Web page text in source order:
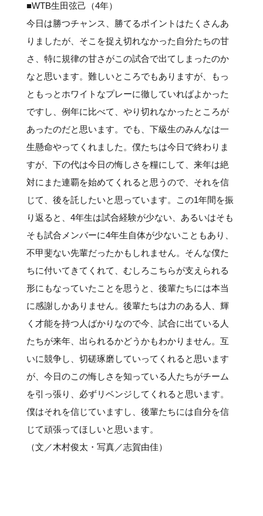
■WTB生田弦己（4年）
今日は勝つチャンス、勝てるポイントはたくさんあ
りましたが、そこを捉え切れなかった自分たちの甘
さ、特に規律の甘さがこの試合で出てしまったのか
なと思います。難しいところでもありますが、もっ
ともっとホワイトなプレーに徹していればよかった
ですし、例年に比べて、やり切れなかったところが
あったのだと思います。でも、下級生のみんなは一
生懸命やってくれました。僕たちは今日で終わりま
すが、下の代は今日の悔しさを糧にして、来年は絶
対にまた連覇を始めてくれると思うので、それを信
じて、後を託したいと思っています。この1年間を振
り返ると、4年生は試合経験が少ない、あるいはそも
そも試合メンバーに4年生自体が少ないこともあり、
不甲斐ない先輩だったかもしれません。そんな僕た
ちに付いてきてくれて、むしろこちらが支えられる
形にもなっていたことを思うと、後輩たちには本当
に感謝しかありません。後輩たちは力のある人、輝
く才能を持つ人ばかりなので今、試合に出ている人
たちが来年、出られるかどうかもわかりません。互
いに競争し、切磋琢磨していってくれると思います
が、今日のこの悔しさを知っている人たちがチーム
を引っ張り、必ずリベンジしてくれると思います。
僕はそれを信じていますし、後輩たちには自分を信
じて頑張ってほしいと思います。
（文／木村俊太・写真／志賀由佳）